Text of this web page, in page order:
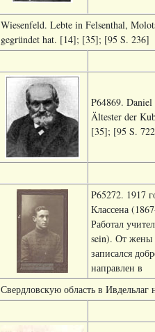
Wiesenfeld. Lebte in Felsenthal,
gegründet hat. [14]; [35]; [95 S. 236]
P64869.
Ältester der
[35]; [95 S.
P65272. 1917
Классена
Работал
sein). От жены
записался
направлен в
Свердловскую область в